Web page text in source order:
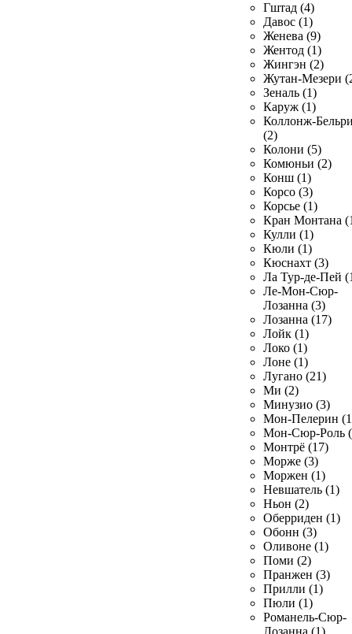
Гштад (4)
Давос (1)
Женева (9)
Жентод (1)
Жингэн (2)
Жутан-Мезери
Зеналь (1)
Каруж (1)
Коллонж-
(2)
Колони (5)
Комюньи (2)
Конш (1)
Корсо (3)
Корсье (1)
Кран Монтана
Кулли (1)
Кюли (1)
Кюснахт (3)
Ла Тур-де-Пей
Ле-Мон-Сюр-
Лозанна (3)
Лозанна (17)
Лойк (1)
Локо (1)
Лоне (1)
Лугано (21)
Ми (2)
Минузио (3)
Мон-Пелерин
Мон-Сюр-Роль
Монтрё (17)
Морже (3)
Моржен (1)
Невшатель (1)
Ньон (2)
Оберриден (1)
Обонн (3)
Оливоне (1)
Поми (2)
Пранжен (3)
Прилли (1)
Пюли (1)
Романель-Сюр-
Лозанна (1)